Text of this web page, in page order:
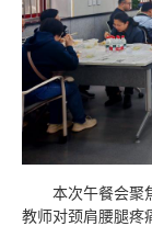
本次午餐会聚
教师对颈肩腰腿疼